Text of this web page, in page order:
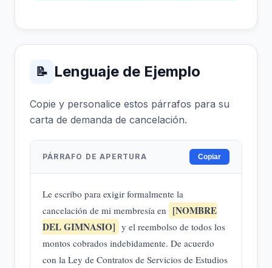
📝 Lenguaje de Ejemplo
Copie y personalice estos párrafos para su
carta de demanda de cancelación.
PÁRRAFO DE APERTURA Copiar
Le escribo para exigir formalmente la
cancelación de mi membresía en [NOMBRE
DEL GIMNASIO] y el reembolso de todos los
montos cobrados indebidamente. De acuerdo
con la Ley de Contratos de Servicios de Estudios